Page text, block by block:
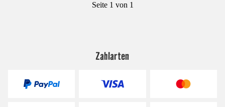
Seite 1 von 1
Zahlarten